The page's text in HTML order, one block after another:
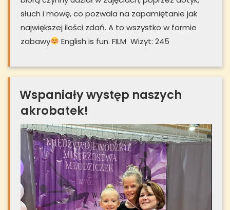
słuch i mowę, co pozwala na zapamiętanie jak
największej ilości zdań. A to wszystko w formie
zabawy
English is fun. FILM Wizyt: 245
Wspaniały występ naszych
akrobatek!